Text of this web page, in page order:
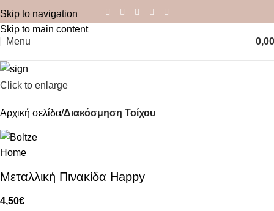
Skip to navigation
Skip to main content
Menu
0,00
Click to enlarge
Αρχική σελίδα Διακόσμηση Τοίχου
Μεταλλική Πινακίδα Happy
4,50€